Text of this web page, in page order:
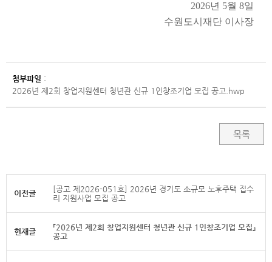
2026년 5월 8일
수원도시재단 이사장
첨부파일 :
2026년 제2회 창업지원센터 청년관 신규 1인창조기업 모집 공고.hwp
목록
이전글
[공고 제2026-051호] 2026년 경기도 소규모 노후주택 집수
리 지원사업 모집 공고
현재글
『2026년 제2회 창업지원센터 청년관 신규 1인창조기업 모집』
공고